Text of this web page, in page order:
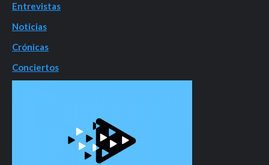
Entrevistas
Noticias
Crónicas
Conciertos